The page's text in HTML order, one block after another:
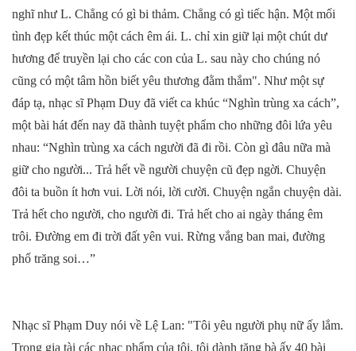
nghĩ như L. Chẳng có gì bi thảm. Chẳng có gì tiếc hận. Một mối
tình đẹp kết thúc một cách êm ái. L. chỉ xin giữ lại một chút dư
hương để truyền lại cho các con của L. sau này cho chúng nó
cũng có một tâm hồn biết yêu thương đằm thắm". Như một sự
đáp tạ, nhạc sĩ Phạm Duy đã viết ca khúc “Nghìn trùng xa cách”,
một bài hát đến nay đã thành tuyệt phẩm cho những đôi lứa yêu
nhau: “Nghìn trùng xa cách người đã đi rồi. Còn gì đâu nữa mà
giữ cho người... Trả hết về người chuyện cũ đẹp ngời. Chuyện
đôi ta buồn ít hơn vui. Lời nói, lời cười. Chuyện ngắn chuyện dài.
Trả hết cho người, cho người đi. Trả hết cho ai ngày tháng êm
trôi. Đường em đi trời đất yên vui. Rừng vắng ban mai, đường
phố trăng soi…”
Nhạc sĩ Phạm Duy nói về Lệ Lan: "Tôi yêu người phụ nữ ấy lắm.
Trong gia tài các nhạc phẩm của tôi, tôi dành tặng bà ấy 40 bài